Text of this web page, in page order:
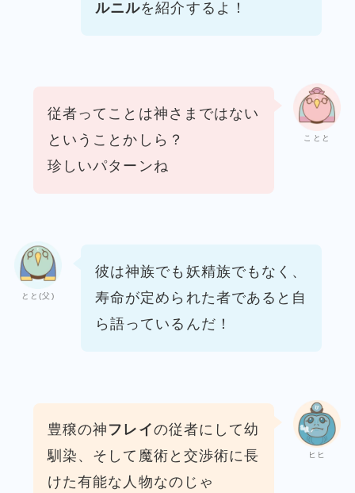
ルニルを紹介するよ！
ことと
従者ってことは神さまではない
ということかしら？
珍しいパターンね
とと(父)
彼は神族でも妖精族でもなく、
寿命が定められた者であると自
ら語っているんだ！
ヒヒ
豊穣の神 フレイの従者にして幼
馴染、 そして魔術と交渉術に長
けた有能な人物なのじゃ